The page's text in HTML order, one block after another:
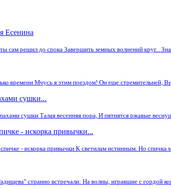
Есенина
сам решил до срока Завершить земных волнений круг...
времени Мчусь я этим поездом! Он еще стремительней,
сушки...
сушки Талая весенняя пора, И пятнятся ржавые
- искорка привычки...
- искорка привычки К светилам истинным. Но
странно встречали: На волны, игравшие с гордой